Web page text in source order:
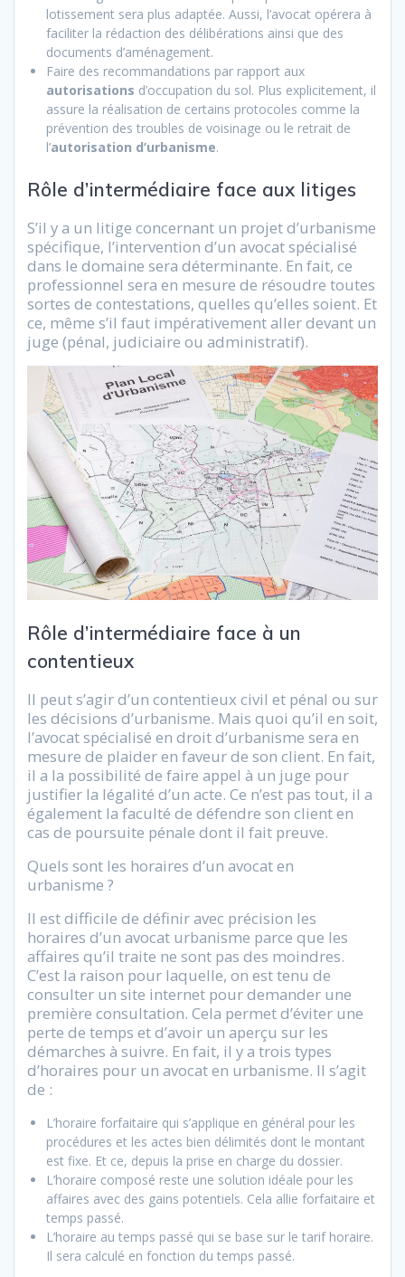
lotissement sera plus adaptée. Aussi, l’avocat opérera à
faciliter la rédaction des délibérations ainsi que des
documents d’aménagement.
Faire des recommandations par rapport aux
autorisations d’occupation du sol. Plus explicitement, il
assure la réalisation de certains protocoles comme la
prévention des troubles de voisinage ou le retrait de
l’autorisation d’urbanisme.
Rôle d’intermédiaire face aux litiges
S’il y a un litige concernant un projet d’urbanisme
spécifique, l’intervention d’un avocat spécialisé
dans le domaine sera déterminante. En fait, ce
professionnel sera en mesure de résoudre toutes
sortes de contestations, quelles qu’elles soient. Et
ce, même s’il faut impérativement aller devant un
juge (pénal, judiciaire ou administratif).
Rôle d’intermédiaire face à un
contentieux
Il peut s’agir d’un contentieux civil et pénal ou sur
les décisions d’urbanisme. Mais quoi qu’il en soit,
l’avocat spécialisé en droit d’urbanisme sera en
mesure de plaider en faveur de son client. En fait,
il a la possibilité de faire appel à un juge pour
justifier la légalité d’un acte. Ce n’est pas tout, il a
également la faculté de défendre son client en
cas de poursuite pénale dont il fait preuve.
Quels sont les horaires d’un avocat en
urbanisme ?
Il est difficile de définir avec précision les
horaires d’un avocat urbanisme parce que les
affaires qu’il traite ne sont pas des moindres.
C’est la raison pour laquelle, on est tenu de
consulter un site internet pour demander une
première consultation. Cela permet d’éviter une
perte de temps et d’avoir un aperçu sur les
démarches à suivre. En fait, il y a trois types
d’horaires pour un avocat en urbanisme. Il s’agit
de :
L’horaire forfaitaire qui s’applique en général pour les
procédures et les actes bien délimités dont le montant
est fixe. Et ce, depuis la prise en charge du dossier.
L’horaire composé reste une solution idéale pour les
affaires avec des gains potentiels. Cela allie forfaitaire et
temps passé.
L’horaire au temps passé qui se base sur le tarif horaire.
Il sera calculé en fonction du temps passé.